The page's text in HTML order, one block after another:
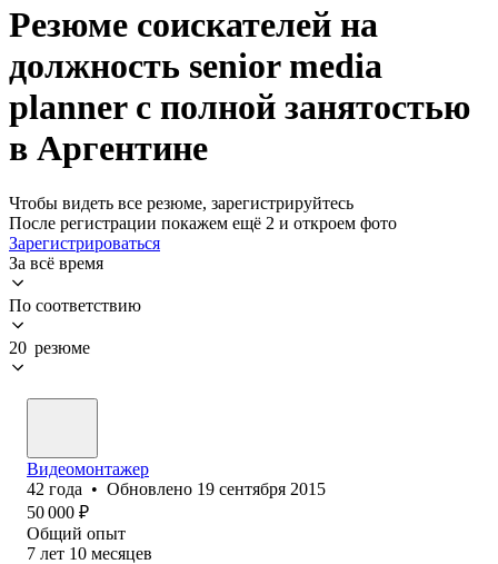
Резюме соискателей на
должность senior media
planner с полной занятостью
в Аргентине
Чтобы видеть все резюме, зарегистрируйтесь
После регистрации покажем ещё 2 и откроем фото
Зарегистрироваться
За всё время
По соответствию
20 резюме
Видеомонтажер
42 года • Обновлено 19 сентября 2015
50 000 ₽
Общий опыт
7 лет 10 месяцев